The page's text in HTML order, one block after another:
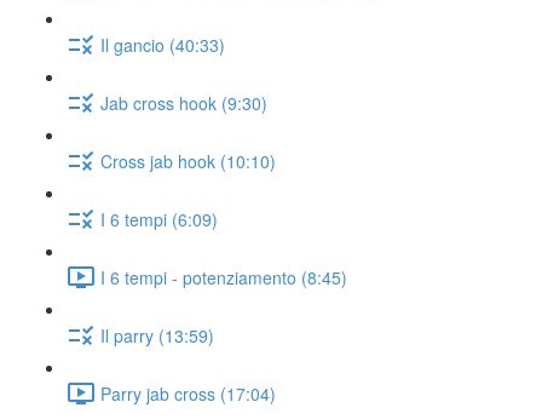
Il gancio (40:33)
Jab cross hook (9:30)
Cross jab hook (10:10)
I 6 tempi (6:09)
I 6 tempi - potenziamento (8:45)
Il parry (13:59)
Parry jab cross (17:04)